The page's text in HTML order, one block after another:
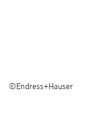
©Endress+Hauser